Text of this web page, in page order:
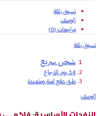
تسوق بثقة
الوصف
مراجعات (0)
تسوق بثقة
شحن سريع
14 يوم للإرجاع
طرق دفع امنة ومتعددة
الوصف